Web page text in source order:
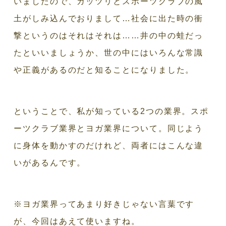
土がしみ込んでおりまして…社会に出た時の衝
撃というのはそれはそれは……井の中の蛙だっ
たといいましょうか、世の中にはいろんな常識
や正義があるのだと知ることになりました。
ということで、私が知っている2つの業界。スポ
ーツクラブ業界とヨガ業界について。同じよう
に身体を動かすのだけれど、両者にはこんな違
いがあるんです。
※ヨガ業界ってあまり好きじゃない言葉です
が、今回はあえて使いますね。